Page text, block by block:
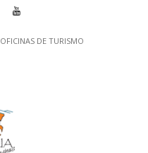
OFICINAS DE TURISMO